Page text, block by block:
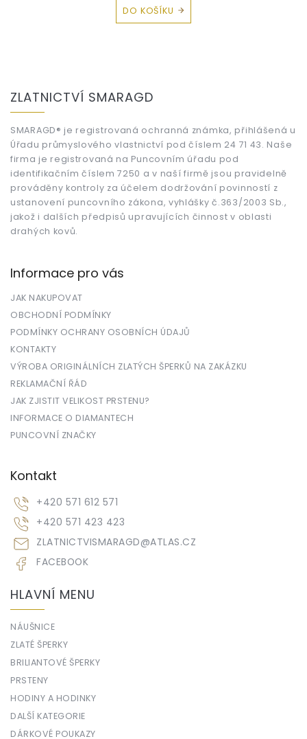
DO KOŠÍKU
ZLATNICTVÍ SMARAGD
SMARAGD® je registrovaná ochranná známka, přihlášená u
Úřadu průmyslového vlastnictví pod číslem 24 71 43. Naše
firma je registrovaná na Puncovním úřadu pod
identifikačním číslem 7250 a v naší firmě jsou pravidelně
prováděny kontroly za účelem dodržování povinností z
ustanovení puncovního zákona, vyhlášky č.363/2003 Sb.,
jakož i dalších předpisů upravujících činnost v oblasti
drahých kovů.
Informace pro vás
JAK NAKUPOVAT
OBCHODNÍ PODMÍNKY
PODMÍNKY OCHRANY OSOBNÍCH ÚDAJŮ
KONTAKTY
VÝROBA ORIGINÁLNÍCH ZLATÝCH ŠPERKŮ NA ZAKÁZKU
REKLAMAČNÍ ŘÁD
JAK ZJISTIT VELIKOST PRSTENU?
INFORMACE O DIAMANTECH
PUNCOVNÍ ZNAČKY
Kontakt
ZLATNICTVISMARAGD@ATLAS.CZ
+420 571 612 571
+420 571 423 423
FACEBOOK
HLAVNÍ MENU
NÁUŠNICE
ZLATÉ ŠPERKY
BRILIANTOVÉ ŠPERKY
PRSTENY
HODINY A HODINKY
DALŠÍ KATEGORIE
DÁRKOVÉ POUKAZY